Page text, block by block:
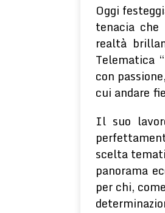
Oggi
tenacia
realtà
Telematica
con
cui andare
Il suo
scelta
panorama
per chi,